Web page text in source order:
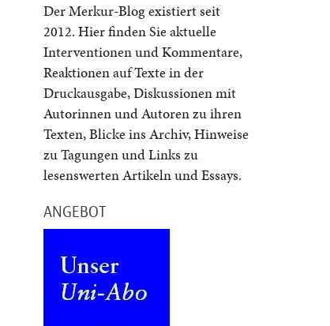
Der Merkur-Blog existiert seit
2012. Hier finden Sie aktuelle
Interventionen und Kommentare,
Reaktionen auf Texte in der
Druckausgabe, Diskussionen mit
Autorinnen und Autoren zu ihren
Texten, Blicke ins Archiv, Hinweise
zu Tagungen und Links zu
lesenswerten Artikeln und Essays.
ANGEBOT